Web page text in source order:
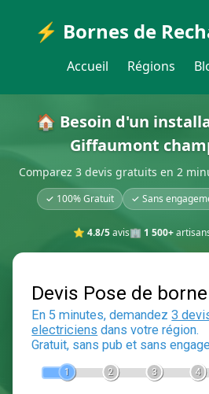
⚡ Bornes de
Accueil Régions
🏠 Besoin d'un
Giffaumont
Comparez 3 devis gratuits en 2
✓ 100% Gratuit ✓ Sans
⭐ 4.8/5avis🏢 1 500+
Devis Pose de
En 5 minutes, demandez